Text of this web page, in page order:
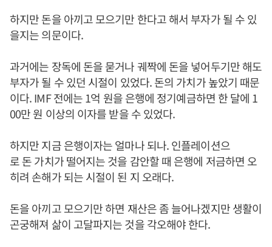
하지만 돈을 아끼고 모으기만 한다고 해서 부자가 될 수 있
을지는 의문이다.
과거에는 장독에 돈을 묻거나 궤짝에 돈을 넣어두기만 해도
부자가 될 수 있던 시절이 있었다. 돈의 가치가 높았기 때문
이다. IMF 전에는 1억 원을 은행에 정기예금하면 한 달에 1
00만 원 이상의 이자를 받을 수 있었다.
하지만 지금 은행이자는 얼마나 되나. 인플레이션으
로 돈 가치가 떨어지는 것을 감안할 때 은행에 저금하면 오
히려 손해가 되는 시절이 된 지 오래다.
돈을 아끼고 모으기만 하면 재산은 좀 늘어나겠지만 생활이
곤궁해져 삶이 고달파지는 것을 각오해야 한다.